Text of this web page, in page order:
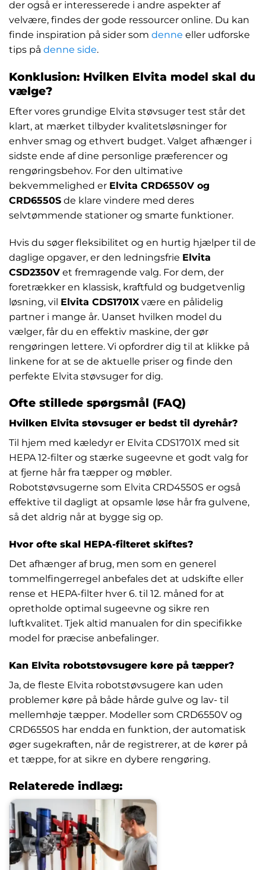
der også er interesserede i andre aspekter af
velvære, findes der gode ressourcer online. Du kan
finde inspiration på sider som denne eller udforske
tips på denne side.
Konklusion: Hvilken Elvita model skal du
vælge?
Efter vores grundige Elvita støvsuger test står det
klart, at mærket tilbyder kvalitetsløsninger for
enhver smag og ethvert budget. Valget afhænger i
sidste ende af dine personlige præferencer og
rengøringsbehov. For den ultimative
bekvemmelighed er Elvita CRD6550V og
CRD6550S de klare vindere med deres
selvtømmende stationer og smarte funktioner.
Hvis du søger fleksibilitet og en hurtig hjælper til de
daglige opgaver, er den ledningsfrie Elvita
CSD2350V et fremragende valg. For dem, der
foretrækker en klassisk, kraftfuld og budgetvenlig
løsning, vil Elvita CDS1701X være en pålidelig
partner i mange år. Uanset hvilken model du
vælger, får du en effektiv maskine, der gør
rengøringen lettere. Vi opfordrer dig til at klikke på
linkene for at se de aktuelle priser og finde den
perfekte Elvita støvsuger for dig.
Ofte stillede spørgsmål (FAQ)
Hvilken Elvita støvsuger er bedst til dyrehår?
Til hjem med kæledyr er Elvita CDS1701X med sit
HEPA 12-filter og stærke sugeevne et godt valg for
at fjerne hår fra tæpper og møbler.
Robotstøvsugerne som Elvita CRD4550S er også
effektive til dagligt at opsamle løse hår fra gulvene,
så det aldrig når at bygge sig op.
Hvor ofte skal HEPA-filteret skiftes?
Det afhænger af brug, men som en generel
tommelfingerregel anbefales det at udskifte eller
rense et HEPA-filter hver 6. til 12. måned for at
opretholde optimal sugeevne og sikre ren
luftkvalitet. Tjek altid manualen for din specifikke
model for præcise anbefalinger.
Kan Elvita robotstøvsugere køre på tæpper?
Ja, de fleste Elvita robotstøvsugere kan uden
problemer køre på både hårde gulve og lav- til
mellemhøje tæpper. Modeller som CRD6550V og
CRD6550S har endda en funktion, der automatisk
øger sugekraften, når de registrerer, at de kører på
et tæppe, for at sikre en dybere rengøring.
Relaterede indlæg: